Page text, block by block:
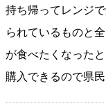
持ち帰ってレンジ
られているものと
が食べたくなった
購入できるので県